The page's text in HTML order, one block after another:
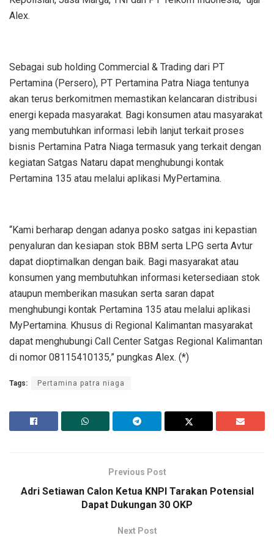
Alex.
Sebagai sub holding Commercial & Trading dari PT
Pertamina (Persero), PT Pertamina Patra Niaga tentunya
akan terus berkomitmen memastikan kelancaran distribusi
energi kepada masyarakat. Bagi konsumen atau masyarakat
yang membutuhkan informasi lebih lanjut terkait proses
bisnis Pertamina Patra Niaga termasuk yang terkait dengan
kegiatan Satgas Nataru dapat menghubungi kontak
Pertamina 135 atau melalui aplikasi MyPertamina.
“Kami berharap dengan adanya posko satgas ini kepastian
penyaluran dan kesiapan stok BBM serta LPG serta Avtur
dapat dioptimalkan dengan baik. Bagi masyarakat atau
konsumen yang membutuhkan informasi ketersediaan stok
ataupun memberikan masukan serta saran dapat
menghubungi kontak Pertamina 135 atau melalui aplikasi
MyPertamina. Khusus di Regional Kalimantan masyarakat
dapat menghubungi Call Center Satgas Regional Kalimantan
di nomor 08115410135,” pungkas Alex. (*)
Tags: Pertamina patra niaga
Previous Post
Adri Setiawan Calon Ketua KNPI Tarakan Potensial
Dapat Dukungan 30 OKP
Next Post